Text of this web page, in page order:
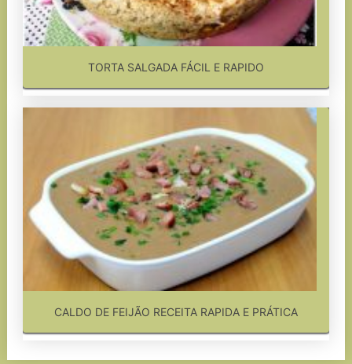
TORTA SALGADA FÁCIL E RAPIDO
CALDO DE FEIJÃO RECEITA RAPIDA E PRÁTICA